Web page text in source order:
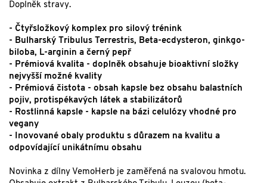
Doplněk stravy.
- Čtyřsložkový komplex pro silový trénink
- Bulharský Tribulus Terrestris, Beta-ecdysteron, ginkgo-
biloba, L-arginin a černý pepř
- Prémiová kvalita - doplněk obsahuje bioaktivní složky
nejvyšší možné kvality
- Prémiová čistota - obsah kapsle bez obsahu balastních
pojiv, protispékavých látek a stabilizátorů
- Rostlinná kapsle - kapsle na bázi celulózy vhodné pro
vegany
- Inovované obaly produktu s důrazem na kvalitu a
odpovídající unikátnímu obsahu
Novinka z dílny VemoHerb je zaměřená na svalovou hmotu.